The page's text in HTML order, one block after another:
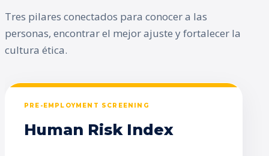
Tres pilares conectados para conocer a las
personas, encontrar el mejor ajuste y fortalecer la
cultura ética.
PRE-EMPLOYMENT SCREENING
Human Risk Index